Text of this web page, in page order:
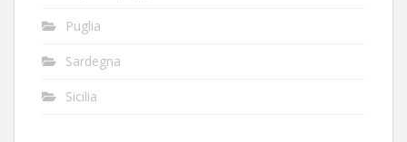
Puglia
Sardegna
Sicilia